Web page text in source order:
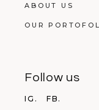
ABOUT US
OUR
Follow us
IG. FB.